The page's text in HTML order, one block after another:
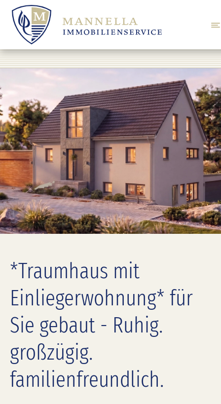
*Traumhaus mit
Einliegerwohnung* für
Sie gebaut - Ruhig.
großzügig.
familienfreundlich.